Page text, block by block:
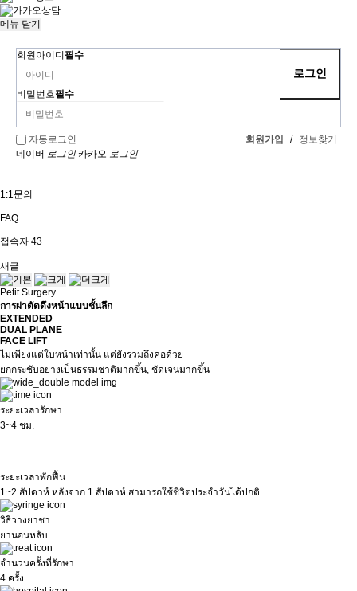
메뉴 닫기
회원아이디필수
비밀번호필수
자동로그인 회원가입 / 정보찾기
네이버 로그인 카카오 로그인
1:1문의
FAQ
접속자 43
새글
Petit Surgery
การผ่าตัดดึงหน้าแบบชั้นลึก
EXTENDED
DUAL PLANE
FACE LIFT
ไม่เพียงแต่ใบหน้าเท่านั้น แต่ยังรวมถึงคอด้วย
ยกกระชับอย่างเป็นธรรมชาติมากขึ้น, ชัดเจนมากขึ้น
ระยะเวลารักษา
3~4 ชม.
ระยะเวลาพักฟื้น
1~2 สัปดาห์ หลังจาก 1 สัปดาห์ สามารถใช้ชีวิตประจำวันได้ปกติ
วิธีวางยาชา
ยานอนหลับ
จำนวนครั้งที่รักษา
4 ครั้ง